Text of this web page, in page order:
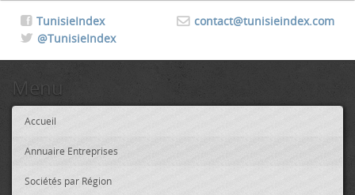
contact@tunisieindex.com
TunisieIndex
@TunisieIndex
Menu
Accueil
Annuaire Entreprises
Sociétés par Région